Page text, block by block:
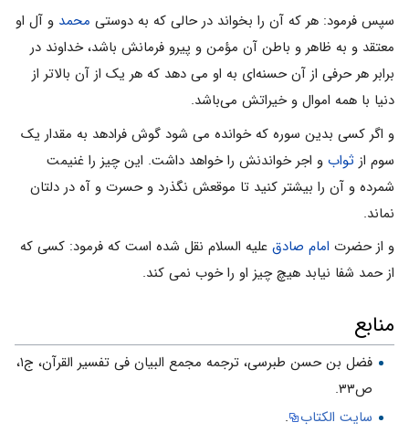
سپس فرمود: هر که آن را بخواند در حالى که به دوستى محمد و آل او
معتقد و به ظاهر و باطن آن مؤمن و پیرو فرمانش باشد، خداوند در
برابر هر حرفى از آن حسنه‌اى به او می دهد که هر یک از آن بالاتر از
دنیا با همه اموال و خیراتش مى‌باشد.
و اگر کسى بدین سوره که خوانده می شود گوش فرادهد به مقدار یک
سوم از ثواب و اجر خواندنش را خواهد داشت. این چیز را غنیمت
شمرده و آن را بیشتر کنید تا موقعش نگذرد و حسرت و آه در دلتان
نماند.
و از حضرت امام صادق علیه السلام نقل شده است که فرمود: کسى که
از حمد شفا نیابد هیچ چیز او را خوب نمی کند.
منابع
فضل بن حسن طبرسی، ترجمه مجمع البیان فی تفسیر القرآن، ج‌۱،
ص۳۳.
سایت الکتاب .